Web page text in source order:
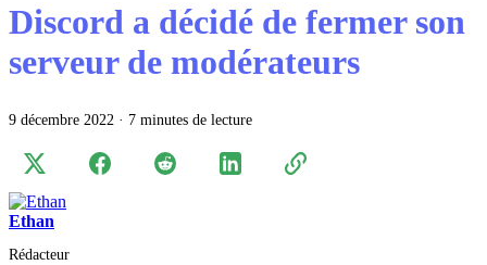
Discord a décidé de fermer son
serveur de modérateurs
9 décembre 2022 · 7 minutes de lecture
Ethan
Rédacteur